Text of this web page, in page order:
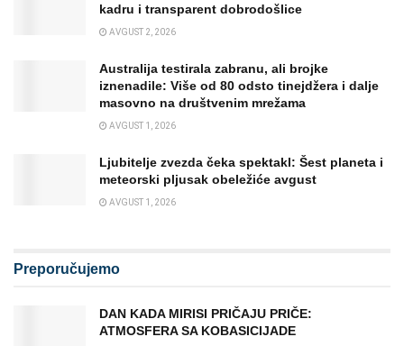
kadru i transparent dobrodošlice
AVGUST 2, 2026
Australija testirala zabranu, ali brojke
iznenadile: Više od 80 odsto tinejdžera i dalje
masovno na društvenim mrežama
AVGUST 1, 2026
Ljubitelje zvezda čeka spektakl: Šest planeta i
meteorski pljusak obeležiće avgust
AVGUST 1, 2026
Preporučujemo
DAN KADA MIRISI PRIČAJU PRIČE:
ATMOSFERA SA KOBASICIJADE